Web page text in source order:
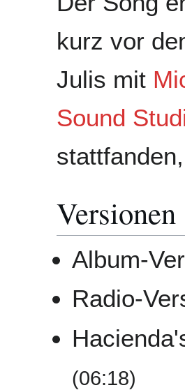
kurz vor
Julis mit
Sound
Versionen
Album-
Radio-
(06:18)